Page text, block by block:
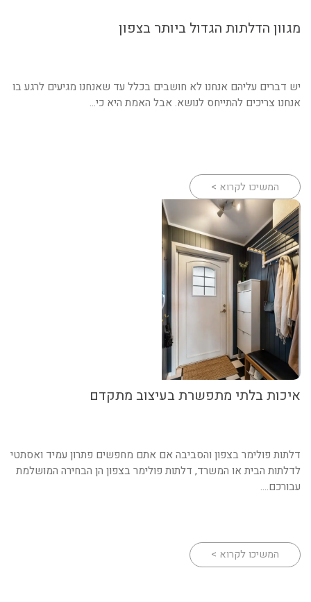
מגוון הדלתות הגדול ביותר בצפון
יש דברים עליהם אנחנו לא חושבים בכלל עד שאנחנו מגיעים לרגע בו
אנחנו צריכים להתייחס לנושא. אבל האמת היא כי...
המשיכו לקרוא >
איכות בלתי מתפשרת בעיצוב מתקדם
דלתות פולימר בצפון והסביבה אם אתם מחפשים פתרון עמיד ואסתטי
לדלתות הבית או המשרד, דלתות פולימר בצפון הן הבחירה המושלמת
עבורכם....
המשיכו לקרוא >